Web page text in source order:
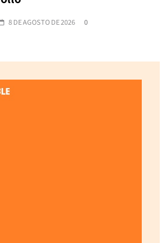
8 DE AGOSTO DE 2026 0